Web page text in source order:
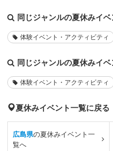
同じジャンルの夏休みイベ
体験イベント・アクティビティ
同じジャンルの夏休みイベ
体験イベント・アクティビティ
夏休みイベント一覧に戻る
広島県の夏休みイベント一
覧へ